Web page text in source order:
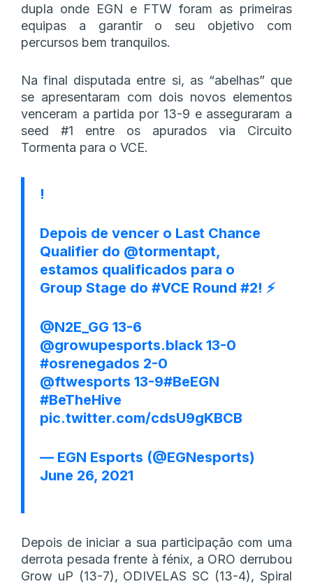
dupla onde EGN e FTW foram as primeiras
equipas a garantir o seu objetivo com
percursos bem tranquilos.
Na final disputada entre si, as “abelhas” que
se apresentaram com dois novos elementos
venceram a partida por 13-9 e asseguraram a
seed #1 entre os apurados via Circuito
Tormenta para o VCE.
!
Depois de vencer o Last Chance
Qualifier do @tormentapt,
estamos qualificados para o
Group Stage do #VCE Round #2! ⚡️
@N2E_GG 13-6
@growupesports.black 13-0
#osrenegados 2-0
@ftwesports 13-9#BeEGN
#BeTheHive
pic.twitter.com/cdsU9gKBCB
— EGN Esports (@EGNesports)
June 26, 2021
Depois de iniciar a sua participação com uma
derrota pesada frente à fénix, a ORO derrubou
Grow uP (13-7), ODIVELAS SC (13-4), Spiral